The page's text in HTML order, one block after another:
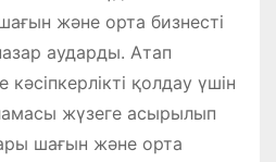
және орта бизнесті
аударды. Атап
қолдау үшін
жүзеге асырылып
шағын және орта